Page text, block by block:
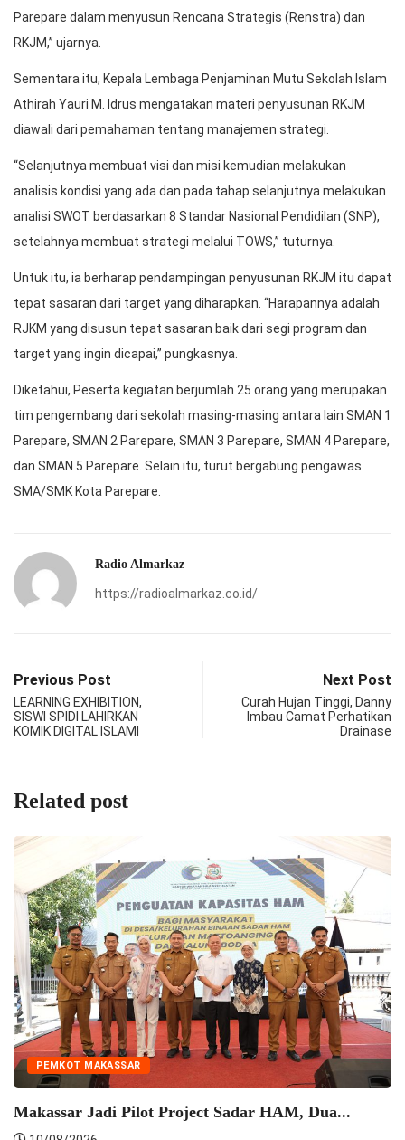
Parepare dalam menyusun Rencana Strategis (Renstra) dan
RKJM,” ujarnya.
Sementara itu, Kepala Lembaga Penjaminan Mutu Sekolah Islam
Athirah Yauri M. Idrus mengatakan materi penyusunan RKJM
diawali dari pemahaman tentang manajemen strategi.
“Selanjutnya membuat visi dan misi kemudian melakukan
analisis kondisi yang ada dan pada tahap selanjutnya melakukan
analisi SWOT berdasarkan 8 Standar Nasional Pendidilan (SNP),
setelahnya membuat strategi melalui TOWS,” tuturnya.
Untuk itu, ia berharap pendampingan penyusunan RKJM itu dapat
tepat sasaran dari target yang diharapkan. “Harapannya adalah
RJKM yang disusun tepat sasaran baik dari segi program dan
target yang ingin dicapai,” pungkasnya.
Diketahui, Peserta kegiatan berjumlah 25 orang yang merupakan
tim pengembang dari sekolah masing-masing antara lain SMAN 1
Parepare, SMAN 2 Parepare, SMAN 3 Parepare, SMAN 4 Parepare,
dan SMAN 5 Parepare. Selain itu, turut bergabung pengawas
SMA/SMK Kota Parepare.
Radio Almarkaz
https://radioalmarkaz.co.id/
Previous Post
LEARNING EXHIBITION,
SISWI SPIDI LAHIRKAN
KOMIK DIGITAL ISLAMI
Next Post
Curah Hujan Tinggi, Danny
Imbau Camat Perhatikan
Drainase
Related post
MAKASSAR
Jadi Pilot Project Sadar HAM, Dua...